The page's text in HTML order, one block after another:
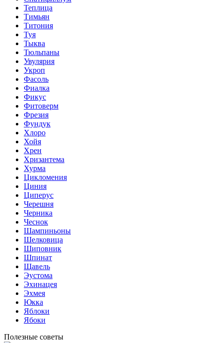
Теплица
Тимьян
Титония
Туя
Тыква
Тюльпаны
Увулярия
Укроп
Фасоль
Фиалка
Фикус
Фитоверм
Фрезия
Фундук
Хлоро
Хойя
Хрен
Хризантема
Хурма
Цикломения
Циния
Циперус
Черешня
Черника
Чеснок
Шампиньоны
Шелковица
Шиповник
Шпинат
Щавель
Эустома
Эхинацея
Эхмея
Юкка
Яблоки
Ябоки
Полезные советы